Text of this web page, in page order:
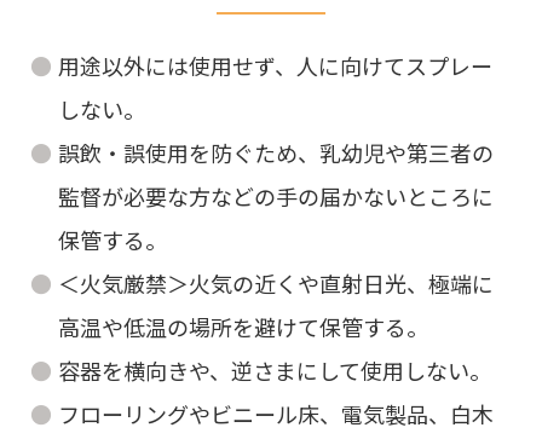
用途以外には使用せず、人に向けてスプレー
しない。
誤飲・誤使用を防ぐため、乳幼児や第三者の
監督が必要な方などの手の届かないところに
保管する。
＜火気厳禁＞火気の近くや直射日光、極端に
高温や低温の場所を避けて保管する。
容器を横向きや、逆さまにして使用しない。
フローリングやビニール床、電気製品、白木